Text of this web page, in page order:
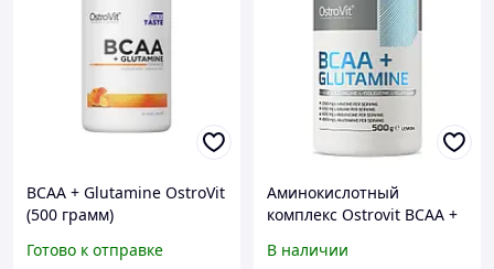
BCAA + Glutamine OstroVit
(500 грамм)
Готово к отправке
Аминокислотный
комплекс Ostrovit BCAA +
В наличии